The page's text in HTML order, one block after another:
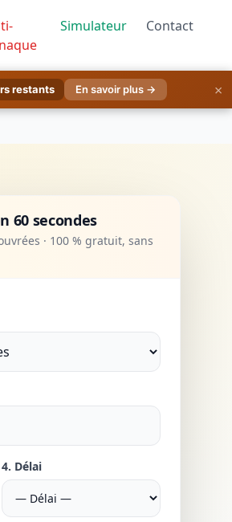
Simulateur Contact
restants En savoir plus → ×
60 secondes
· 100 % gratuit, sans
4. Délai